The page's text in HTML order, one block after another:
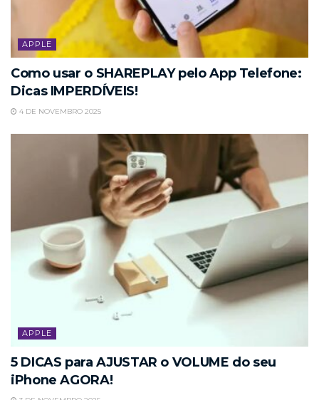
APPLE
Como usar o SHAREPLAY pelo App Telefone:
Dicas IMPERDÍVEIS!
4 DE NOVEMBRO 2025
APPLE
5 DICAS para AJUSTAR o VOLUME do seu
iPhone AGORA!